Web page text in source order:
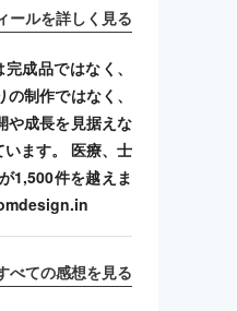
ールを詳しく見る
成品ではなく、
制作ではなく、
や成長を見据えな
ます。 医療、士
1,500件を越えま
べての感想を見る